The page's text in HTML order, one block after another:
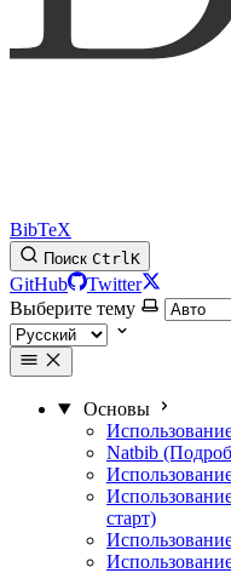
BibTeX
Поиск CtrlK
GitHub
Twitter
Выберите тему
Основы
Natbib
старт)